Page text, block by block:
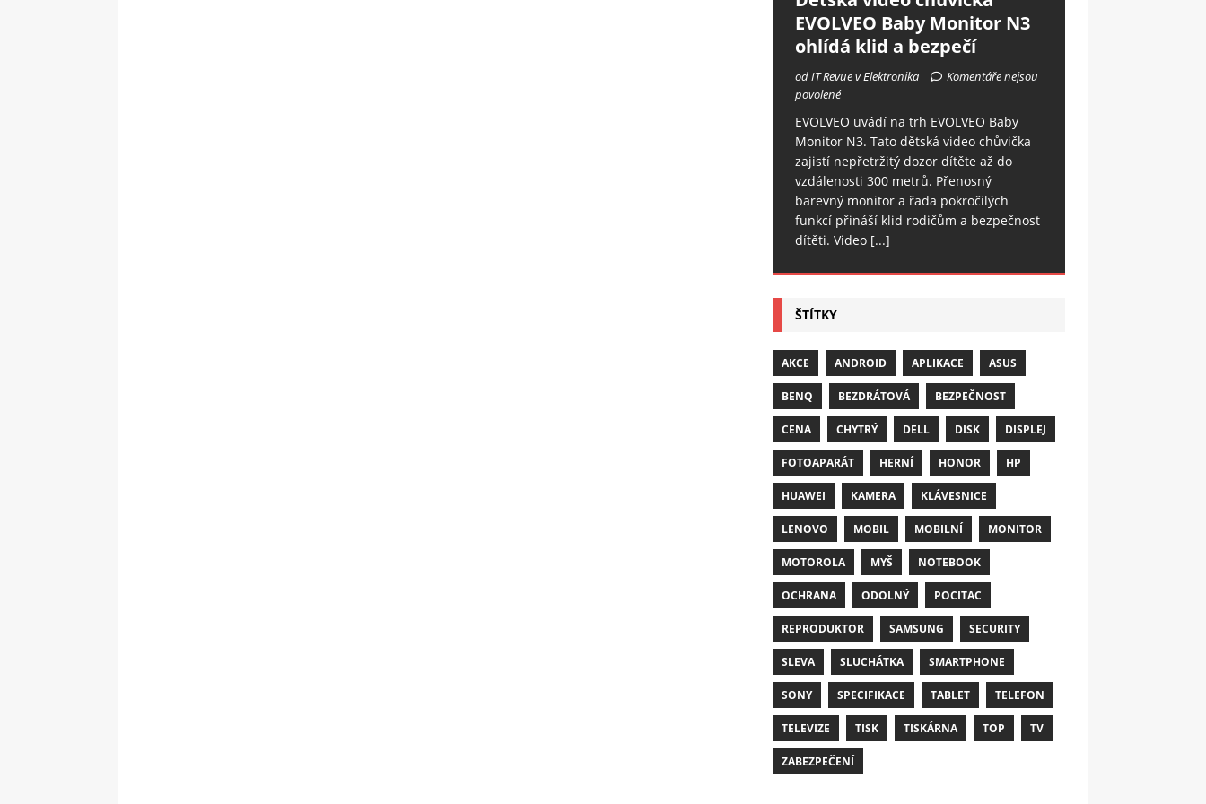
EVOLVEO Baby Monitor N3
ohlídá klid a bezpečí
od IT Revue v Elektronika
Komentáře nejsou
povolené
EVOLVEO uvádí na trh EVOLVEO Baby
Monitor N3. Tato dětská video chůvička
zajistí nepřetržitý dozor dítěte až do
vzdálenosti 300 metrů. Přenosný
barevný monitor a řada pokročilých
funkcí přináší klid rodičům a bezpečnost
dítěti. Video [...]
ŠTÍTKY
AKCE ANDROID APLIKACE ASUS
BENQ BEZDRÁTOVÁ BEZPEČNOST
CENA CHYTRÝ DELL DISK DISPLEJ
FOTOAPARÁT HERNÍ HONOR HP
HUAWEI KAMERA KLÁVESNICE
LENOVO MOBIL MOBILNÍ MONITOR
MOTOROLA MYŠ NOTEBOOK
OCHRANA ODOLNÝ POCITAC
REPRODUKTOR SAMSUNG SECURITY
SLEVA SLUCHÁTKA SMARTPHONE
SONY SPECIFIKACE TABLET TELEFON
TELEVIZE TISK TISKÁRNA TOP TV
ZABEZPEČENÍ